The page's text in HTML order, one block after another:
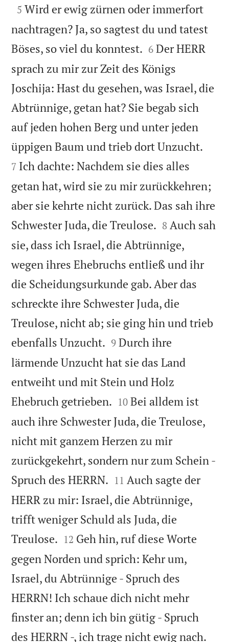

5 Wird er ewig zürnen oder immerfort
nachtragen? Ja, so sagtest du und tatest
Böses, so viel du konntest. 

6 Der HERR
sprach zu mir zur Zeit des Königs
Joschija: Hast du gesehen, was Israel, die
Abtrünnige, getan hat? Sie begab sich
auf jeden hohen Berg und unter jeden
üppigen Baum und trieb dort Unzucht.
7 Ich dachte: Nachdem sie dies alles
getan hat, wird sie zu mir zurückkehren;
aber sie kehrte nicht zurück. Das sah ihre
Schwester Juda, die Treulose. 

8 Auch sah
sie, dass ich Israel, die Abtrünnige,
wegen ihres Ehebruchs entließ und ihr
die Scheidungsurkunde gab. Aber das
schreckte ihre Schwester Juda, die
Treulose, nicht ab; sie ging hin und trieb
ebenfalls Unzucht. 

9 Durch ihre
lärmende Unzucht hat sie das Land
entweiht und mit Stein und Holz
Ehebruch getrieben. 

10 Bei alldem ist
auch ihre Schwester Juda, die Treulose,
nicht mit ganzem Herzen zu mir
zurückgekehrt, sondern nur zum Schein -
Spruch des HERRN. 

11 Auch sagte der
HERR zu mir: Israel, die Abtrünnige,
trifft weniger Schuld als Juda, die
Treulose. 

12 Geh hin, ruf diese Worte
gegen Norden und sprich: Kehr um,
Israel, du Abtrünnige - Spruch des
HERRN! Ich schaue dich nicht mehr
finster an; denn ich bin gütig - Spruch
des HERRN -, ich trage nicht ewig nach.